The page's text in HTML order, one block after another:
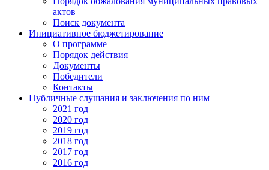
актов
Поиск документа
Инициативное бюджетирование
О программе
Порядок действия
Документы
Победители
Контакты
Публичные слушания и заключения по ним
2021 год
2020 год
2019 год
2018 год
2017 год
2016 год